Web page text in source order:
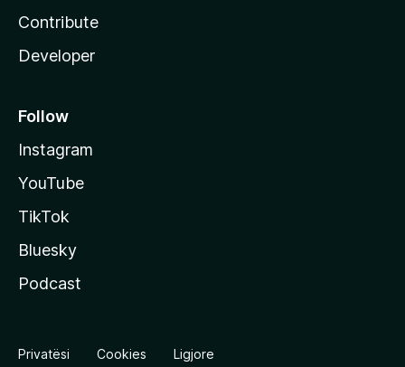
Contribute
Developer
Follow
Instagram
YouTube
TikTok
Bluesky
Podcast
Privatësi Cookies Ligjore